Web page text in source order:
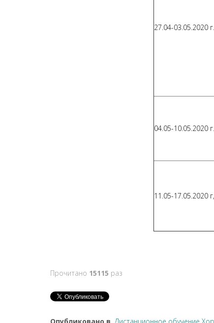
27.04-03.05.2020 г.
04.05-10.05.2020 г.
11.05-17.05.2020 г,
Прочитано 15115 раз